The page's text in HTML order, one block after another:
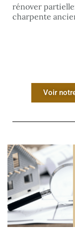
rénover
charpente
Voir